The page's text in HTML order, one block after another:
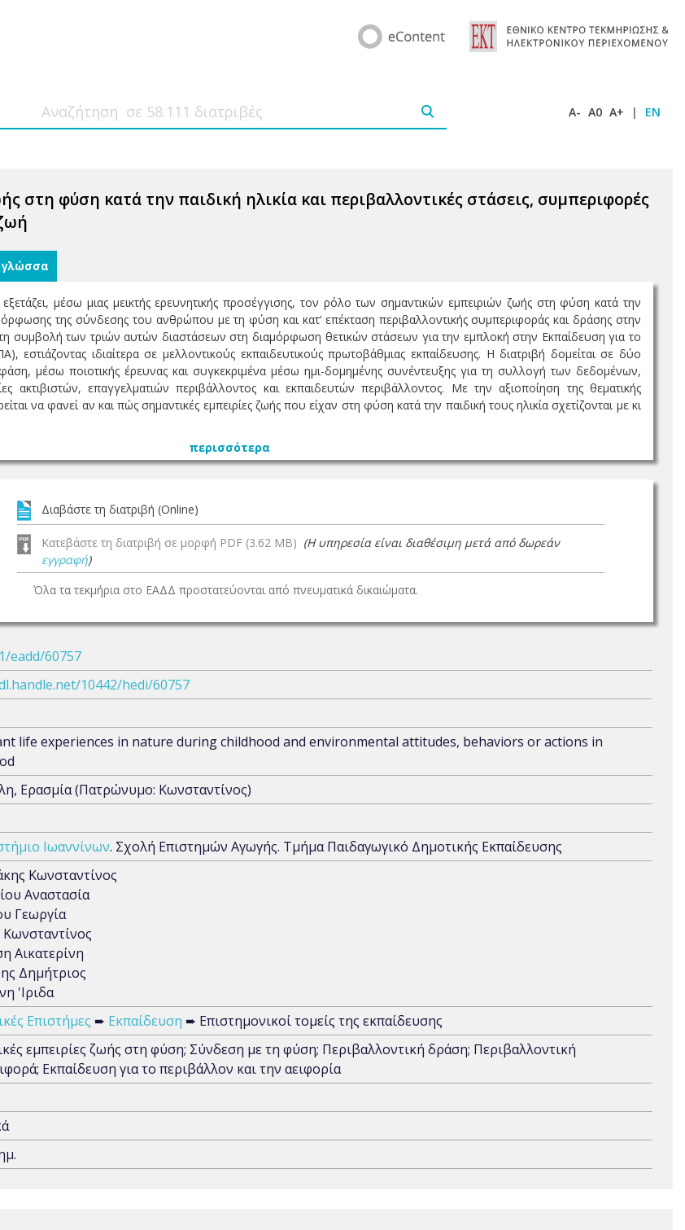
A- A0 A+ | EN
στη φύση κατά την παιδική ηλικία και περιβαλλοντικές στάσεις, συμπεριφορές
γλώσσα
μέσω μιας μεικτής ερευνητικής προσέγγισης, τον ρόλο των σημαντικών εμπειριών ζωής στη φύση κατά την
της σύνδεσης του ανθρώπου με τη φύση και κατ’ επέκταση περιβαλλοντικής συμπεριφοράς και δράσης στην
συμβολή των τριών αυτών διαστάσεων στη διαμόρφωση θετικών στάσεων για την εμπλοκή στην Εκπαίδευση για το
εστιάζοντας ιδιαίτερα σε μελλοντικούς εκπαιδευτικούς πρωτοβάθμιας εκπαίδευσης. Η διατριβή δομείται σε δύο
μέσω ποιοτικής έρευνας και συγκεκριμένα μέσω ημι-δομημένης συνέντευξης για τη συλλογή των δεδομένων,
ακτιβιστών, επαγγελματιών περιβάλλοντος και εκπαιδευτών περιβάλλοντος. Με την αξιοποίηση της θεματικής
να φανεί αν και πώς σημαντικές εμπειρίες ζωής που είχαν στη φύση κατά την παιδική τους ηλικία σχετίζονται με κι
περισσότερα
Διαβάστε τη διατριβή (Online)
Κατεβάστε τη διατριβή σε μορφή PDF (3.62 MB) (Η υπηρεσία είναι διαθέσιμη μετά από δωρεάν
εγγραφή)
Όλα τα τεκμήρια στο ΕΑΔΔ προστατεύονται από πνευματικά δικαιώματα.
eadd/60757
10442/hedi/60757
life experiences in nature during childhood and environmental attitudes, behaviors or actions in
Ερασμία (Πατρώνυμο: Κωνσταντίνος)
Ιωαννίνων. Σχολή Επιστημών Αγωγής. Τμήμα Παιδαγωγικό Δημοτικής Εκπαίδευσης
Κωνσταντίνος
Αναστασία
Γεωργία
Αικατερίνη
Δημήτριος
'Ιριδα
Επιστήμες ➨ Εκπαίδευση ➨ Επιστημονικοί τομείς της εκπαίδευσης
εμπειρίες ζωής στη φύση; Σύνδεση με τη φύση; Περιβαλλοντική δράση; Περιβαλλοντική
Εκπαίδευση για το περιβάλλον και την αειφορία